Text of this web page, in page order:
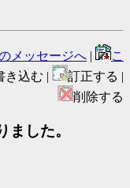
メッセージへ |
こ
き込む |
訂正する |
削除する
ました。